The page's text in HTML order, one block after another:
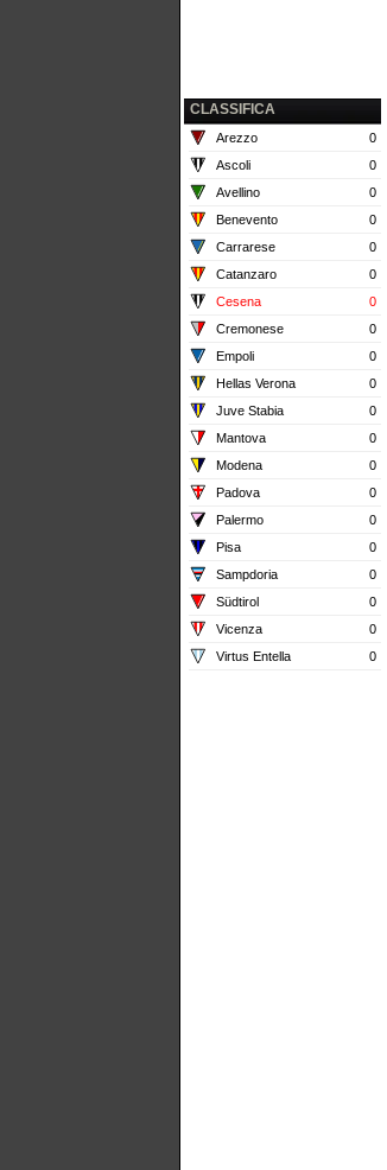
CLASSIFICA
Arezzo
0
Ascoli
0
Avellino
0
Benevento
0
Carrarese
0
Catanzaro
0
Cesena
0
Cremonese
0
Empoli
0
Hellas Verona
0
Juve Stabia
0
Mantova
0
Modena
0
Padova
0
Palermo
0
Pisa
0
Sampdoria
0
Südtirol
0
Vicenza
0
Virtus Entella
0